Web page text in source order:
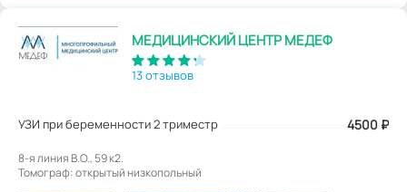
МЕДИЦИНСКИЙ ЦЕНТР МЕДЕФ
13 отзывов
УЗИ при беременности 2 триместр 4500 ₽
8-я линия В.О., 59 к2.
Томограф: открытый низкопольный